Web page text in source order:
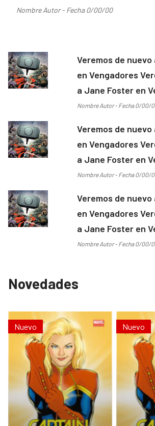
Nombre Autor - Fecha 0/00/00
Veremos de
en Vengadores
a Jane Foster en
Nombre Autor - Fecha 0/00/
Veremos de
en Vengadores
a Jane Foster en
Nombre Autor - Fecha 0/00/
Veremos de
en Vengadores
a Jane Foster en
Nombre Autor - Fecha 0/00/
Novedades
Nuevo Nuevo